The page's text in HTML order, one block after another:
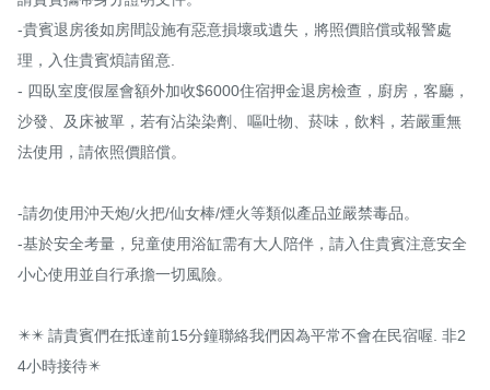
-貴賓退房後如房間設施有惡意損壞或遺失，將照價賠償或報警處
理，入住貴賓煩請留意.
- 四臥室度假屋會額外加收$6000住宿押金退房檢查，廚房，客廳，
沙發、及床被單，若有沾染染劑、嘔吐物、菸味，飲料，若嚴重無
法使用，請依照價賠償。
-請勿使用沖天炮/火把/仙女棒/煙火等類似產品並嚴禁毒品。
-基於安全考量，兒童使用浴缸需有大人陪伴，請入住貴賓注意安全
小心使用並自行承擔一切風險。
✴️✴️ 請貴賓們在抵達前15分鐘聯絡我們因為平常不會在民宿喔. 非2
4小時接待✴️